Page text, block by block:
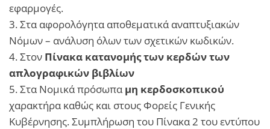
εφαρμογές.
3. Στα αφορολόγητα αποθεματικά αναπτυξιακών
Νόμων – ανάλυση όλων των σχετικών κωδικών.
4. Στον Πίνακα κατανομής των κερδών των
απλογραφικών βιβλίων
5. Στα Νομικά πρόσωπαμη κερδοσκοπικού
χαρακτήρα καθώς και στους Φορείς Γενικής
Κυβέρνησης. Συμπλήρωση του Πίνακα 2 του εντύπου